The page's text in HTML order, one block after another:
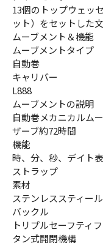
13個のトップウェッ
ット）をセットした
ムーブメント＆機能
ムーブメントタイプ
自動巻
キャリバー
L888
ムーブメントの説明
自動巻メカニカルム
ザーブ約72時間
機能
時、分、秒、デイト
ストラップ
素材
ステンレススティー
バックル
トリプルセーフティ
タン式開閉機構